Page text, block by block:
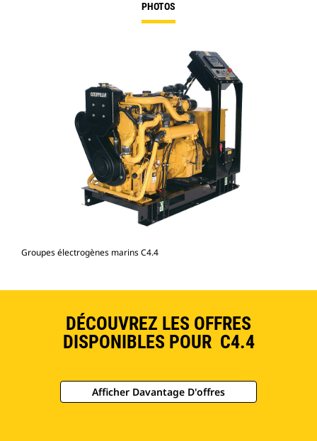
PHOTOS
Groupes électrogènes marins C4.4
DÉCOUVREZ LES OFFRES
DISPONIBLES POUR C4.4
Afficher Davantage D'offres